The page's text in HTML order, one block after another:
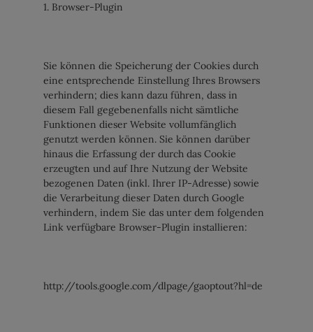
1. Browser-Plugin
Sie können die Speicherung der Cookies durch
eine entsprechende Einstellung Ihres Browsers
verhindern; dies kann dazu führen, dass in
diesem Fall gegebenenfalls nicht sämtliche
Funktionen dieser Website vollumfänglich
genutzt werden können. Sie können darüber
hinaus die Erfassung der durch das Cookie
erzeugten und auf Ihre Nutzung der Website
bezogenen Daten (inkl. Ihrer IP-Adresse) sowie
die Verarbeitung dieser Daten durch Google
verhindern, indem Sie das unter dem folgenden
Link verfügbare Browser-Plugin installieren:
http://tools.google.com/dlpage/gaoptout?hl=de